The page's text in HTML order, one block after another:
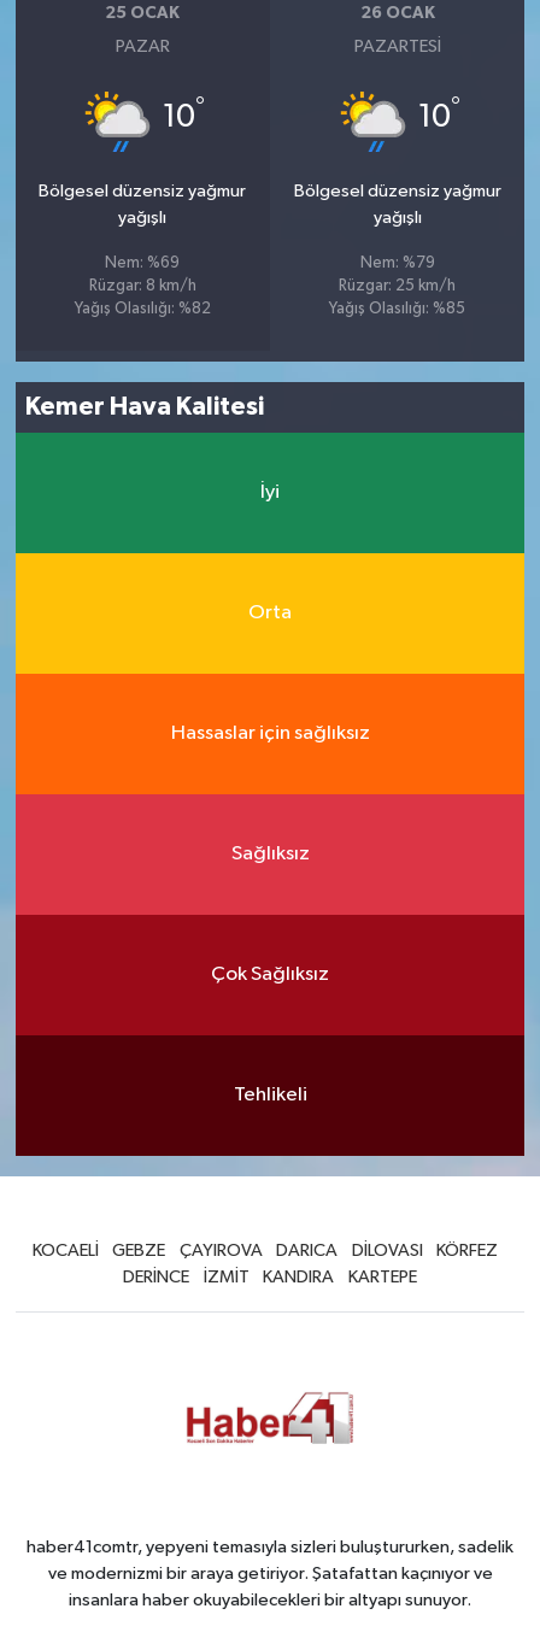
25 OCAK
PAZAR
10°
Bölgesel düzensiz yağmur
yağışlı
Nem: %69
Rüzgar: 8 km/h
Yağış Olasılığı: %82
26 OCAK
PAZARTESI
10°
Bölgesel düzensiz yağmur
yağışlı
Nem: %79
Rüzgar: 25 km/h
Yağış Olasılığı: %85
Kemer Hava Kalitesi
İyi
Orta
Hassaslar için sağlıksız
Sağlıksız
Çok Sağlıksız
Tehlikeli
KOCAELİ GEBZE ÇAYIROVA DARICA DİLOVASI
KÖRFEZ
DERİNCE
İZMİT KANDIRA KARTEPE
haber41comtr, yepyeni temasıyla sizleri buluştururken, sadelik
ve modernizmi bir araya getiriyor. Şatafattan kaçınıyor ve
insanlara haber okuyabilecekleri bir altyapı sunuyor.